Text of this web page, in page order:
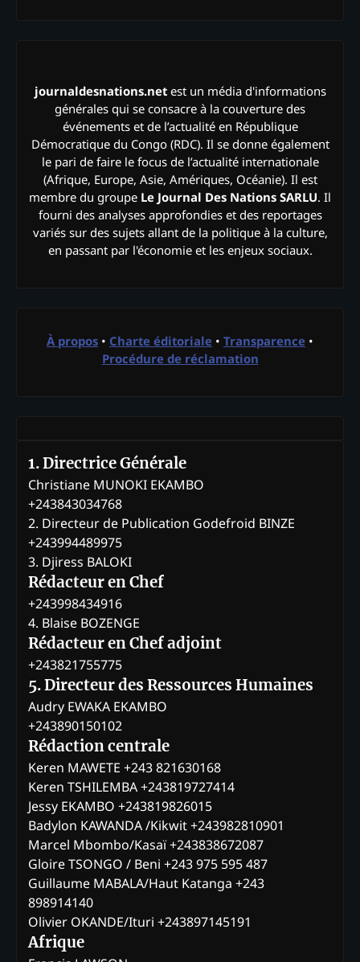
journaldesnations.netest un média d'informations
générales qui se consacre à la couverture des
événements et de l’actualité en République
Démocratique du Congo (RDC). Il se donne également
le pari de faire le focus de l’actualité internationale
(Afrique, Europe, Asie, Amériques, Océanie). Il est
membre du groupe Le Journal Des Nations SARLU. Il
fourni des analyses approfondies et des reportages
variés sur des sujets allant de la politique à la culture,
en passant par l'économie et les enjeux sociaux.
À propos • Charte éditoriale • Transparence •
Procédure de réclamation
1. Directrice Générale
Christiane MUNOKI EKAMBO
+243843034768
2. Directeur de Publication Godefroid BINZE
+243994489975
3. Djiress BALOKI
Rédacteur en Chef
+243998434916
4. Blaise BOZENGE
Rédacteur en Chef adjoint
+243821755775
5. Directeur des Ressources Humaines
Audry EWAKA EKAMBO
+243890150102
Rédaction centrale
Keren MAWETE +243 821630168
Keren TSHILEMBA +243819727414
Jessy EKAMBO +243819826015
Badylon KAWANDA /Kikwit +243982810901
Marcel Mbombo/Kasaï +243838672087
Gloire TSONGO / Beni +243 975 595 487
Guillaume MABALA/Haut Katanga +243
898914140
Olivier OKANDE/Ituri +243897145191
Afrique